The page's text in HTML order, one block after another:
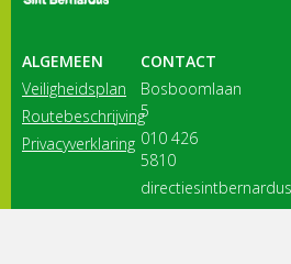
ALGEMEEN
Veiligheidsplan
Routebeschrijving
Privacyverklaring
CONTACT
Bosboomlaan
5
010 426
5810
3116 JB